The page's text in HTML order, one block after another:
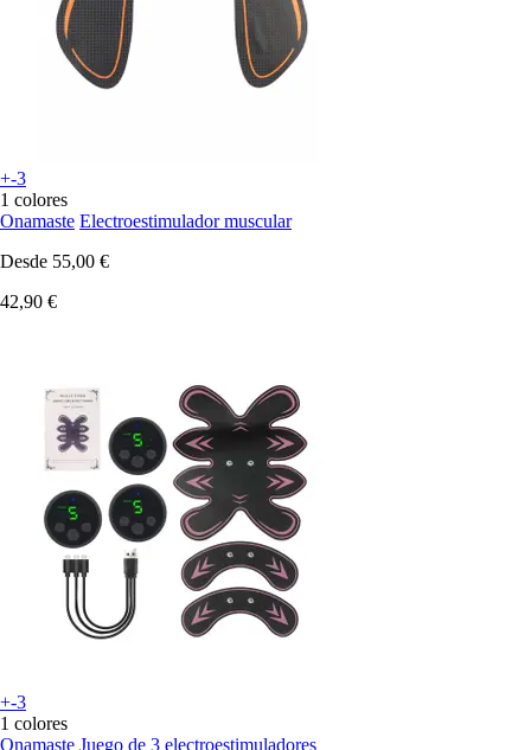
+-3
1 colores
Onamaste Electroestimulador muscular
Desde 55,00 €
42,90 €
+-3
1 colores
Onamaste Juego de 3 electroestimuladores